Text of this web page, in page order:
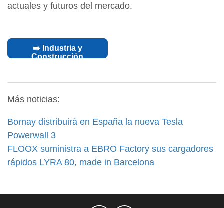
actuales y futuros del mercado.
➡️ Industria y
Construcción
Más noticias:
Bornay distribuirá en España la nueva Tesla
Powerwall 3
FLOOX suministra a EBRO Factory sus cargadores
rápidos LYRA 80, made in Barcelona